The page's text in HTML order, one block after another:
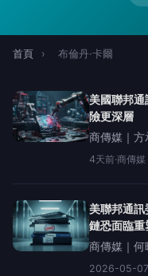
首頁 › 布倫丹·卡爾
美國聯邦通
險更深層
商傳媒｜方
會（FCC
由是出於國
外部風險，
4天前·商傳媒
美聯邦通訊
鏈恐面臨重
商傳媒｜何
（FCC）
2026-05-07